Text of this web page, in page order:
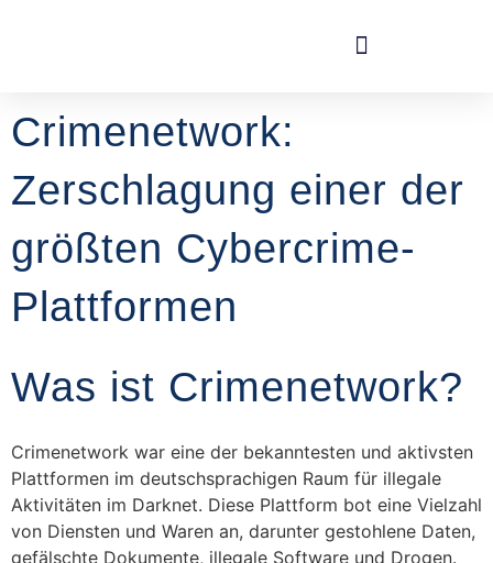
Crimenetwork:
Zerschlagung einer der
größten Cybercrime-
Plattformen
Was ist Crimenetwork?
Crimenetwork war eine der bekanntesten und aktivsten
Plattformen im deutschsprachigen Raum für illegale
Aktivitäten im Darknet. Diese Plattform bot eine Vielzahl
von Diensten und Waren an, darunter gestohlene Daten,
gefälschte Dokumente, illegale Software und Drogen.